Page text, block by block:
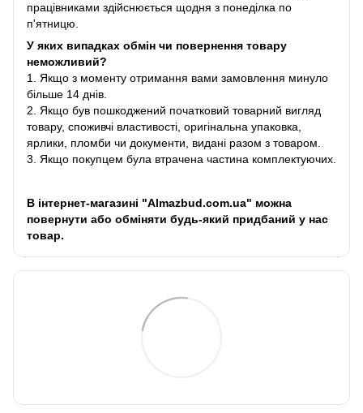
працівниками здійснюється щодня з понеділка по
п'ятницю.
У яких випадках обмін чи повернення товару
неможливий?
1. Якщо з моменту отримання вами замовлення минуло
більше 14 днів.
2. Якщо був пошкоджений початковий товарний вигляд
товару, споживчі властивості, оригінальна упаковка,
ярлики, пломби чи документи, видані разом з товаром.
3. Якщо покупцем була втрачена частина комплектуючих.
В інтернет-магазині "Almazbud.com.ua" можна
повернути або обміняти будь-який придбаний у нас
товар.